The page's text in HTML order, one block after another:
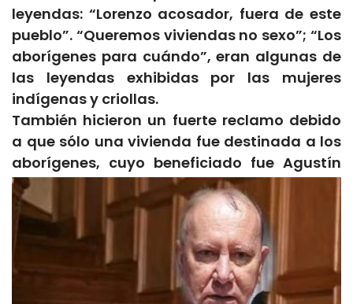
leyendas: “Lorenzo acosador, fuera de este
pueblo”. “Queremos viviendas no sexo”; “Los
aborígenes para cuándo”, eran algunas de
las leyendas exhibidas por las mujeres
indígenas y criollas.
También hicieron un fuerte reclamo debido
a que sólo una vivienda fue destinada a los
aborígenes, cuyo beneficiado fue Agustín